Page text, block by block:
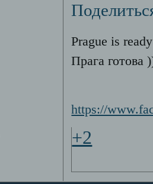
Prague is
Прага готова
https://
+2